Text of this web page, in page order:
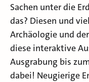
Sachen unter die
das? Diesen und
Archäologie und
diese interaktive
Ausgrabung bis
dabei! Neugierige